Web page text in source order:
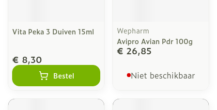
Vita Peka 3 Duiven 15ml
€ 8,30
Bestel
Wepharm
Avipro Avian Pdr 100g
€ 26,85
Niet beschikbaar